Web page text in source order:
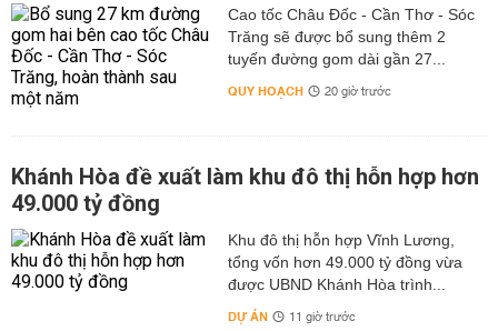
Cao tốc Châu Đốc - Cần Thơ - Sóc
Trăng sẽ được bổ sung thêm 2
tuyến đường gom dài gần 27...
QUY HOẠCH 20 giờ trước
Khánh Hòa đề xuất làm khu đô thị hỗn hợp hơn
49.000 tỷ đồng
Khu đô thị hỗn hợp Vĩnh Lương,
tổng vốn hơn 49.000 tỷ đồng vừa
được UBND Khánh Hòa trình...
DỰ ÁN 11 giờ trước